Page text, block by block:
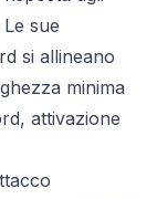
sue
si allineano
minima
attivazione